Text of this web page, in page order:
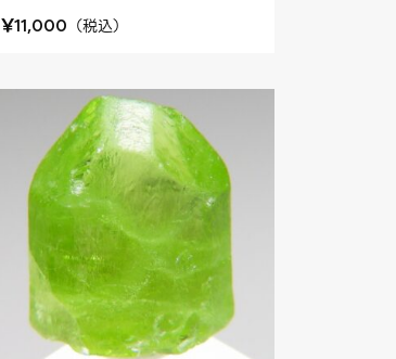
¥11,000 （税込）